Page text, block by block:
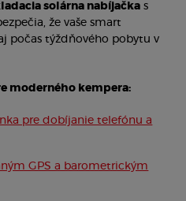
solárna nabíjačka s
že vaše smart
počas týždňového pobytu v
moderného kempera:
pre dobíjanie telefónu a
GPS a barometrickým